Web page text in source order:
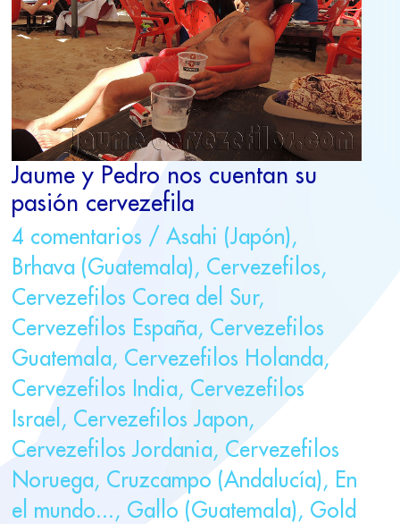
Jaume y Pedro nos cuentan su
pasión cervezefila
4 comentarios / Asahi (Japón),
Brhava (Guatemala), Cervezefilos,
Cervezefilos Corea del Sur,
Cervezefilos España, Cervezefilos
Guatemala, Cervezefilos Holanda,
Cervezefilos India, Cervezefilos
Israel , Cervezefilos Japon,
Cervezefilos Jordania, Cervezefilos
Noruega, Cruzcampo (Andalucía), En
el mundo..., Gallo (Guatemala), Gold
SU
PASIÓN
CERVEZEFILA